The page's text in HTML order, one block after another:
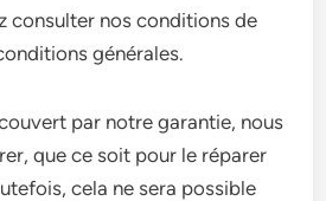
consulter nos conditions de
générales.
par notre garantie, nous
que ce soit pour le réparer
cela ne sera possible